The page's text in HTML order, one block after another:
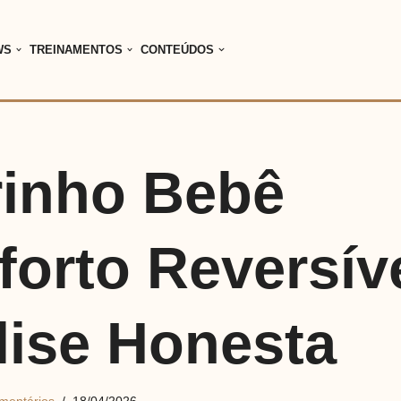
TREINAMENTOS CONTEÚDOS
Bebê
Honesta